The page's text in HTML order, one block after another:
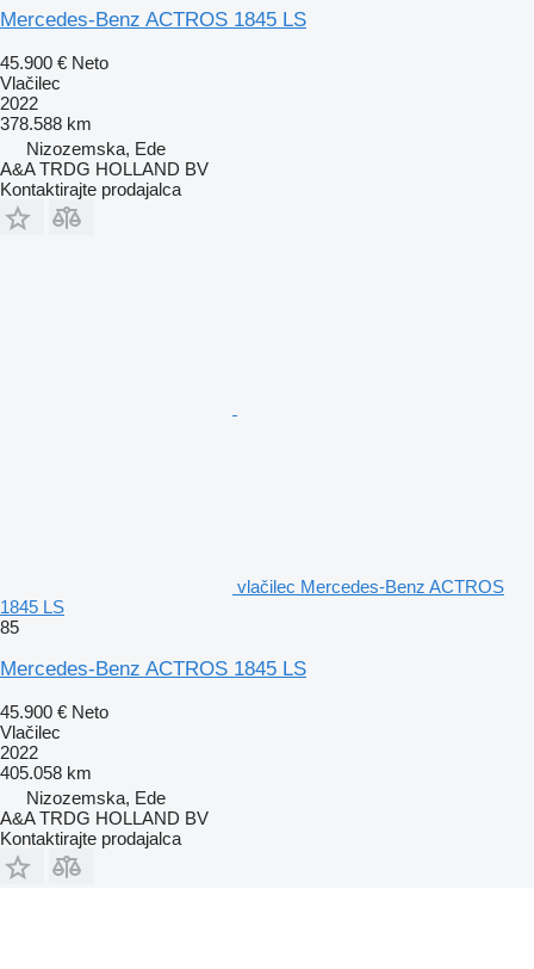
Mercedes-Benz ACTROS 1845 LS
45.900 € Neto
Vlačilec
2022
378.588 km
Nizozemska, Ede
A&A TRDG HOLLAND BV
Kontaktirajte prodajalca
vlačilec Mercedes-Benz ACTROS
1845 LS
85
Mercedes-Benz ACTROS 1845 LS
45.900 € Neto
Vlačilec
2022
405.058 km
Nizozemska, Ede
A&A TRDG HOLLAND BV
Kontaktirajte prodajalca